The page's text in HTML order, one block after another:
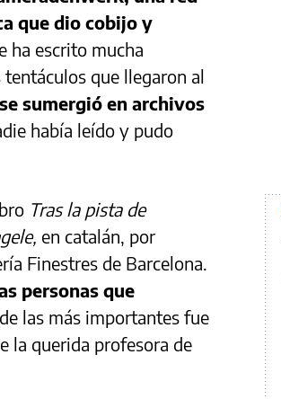
que dio cobijo y
ha escrito mucha
que llegaron al
sumergió en archivos
había leído y pudo
Tras la pista de
en catalán, por
Finestres de Barcelona.
personas que
las más importantes fue
la querida profesora de